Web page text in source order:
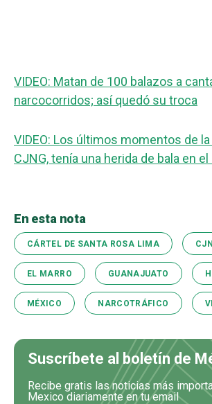
VIDEO: Matan de 100 balazos a
narcocorridos; así quedó su troca
VIDEO: Los últimos momentos de la
CJNG, tenía una herida de bala en
En esta nota
CÁRTEL DE SANTA ROSA LIMA
EL MARRO GUANAJUATO
MÉXICO NARCOTRÁFICO
Suscríbete al boletín de
Recibe gratis las noticias más
Mexico diariamente en tu email